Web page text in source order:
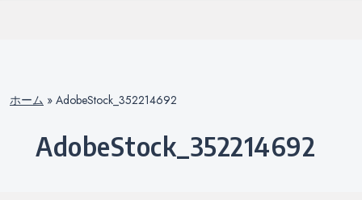
ホーム » AdobeStock_352214692
AdobeStock_352214692